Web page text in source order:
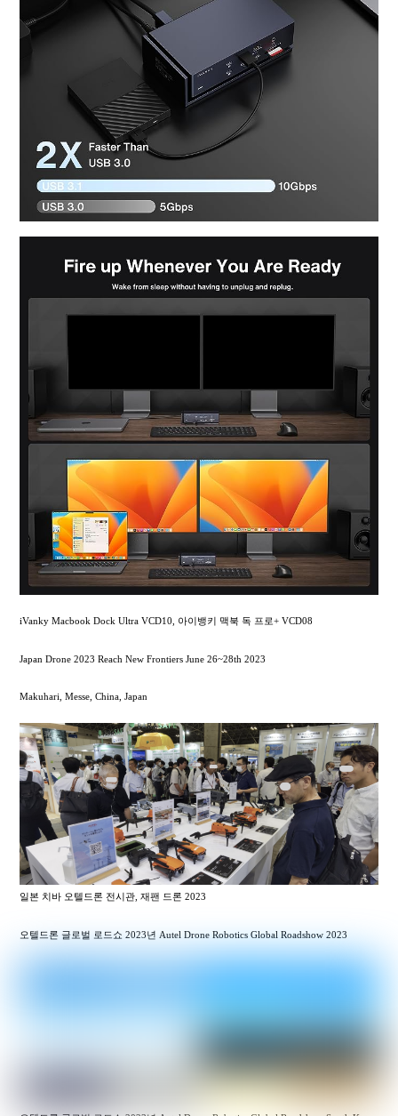
iVanky Macbook Dock Ultra VCD10, 아이뱅키 맥북 독 프로+ VCD08
Japan Drone 2023 Reach New Frontiers June 26~28th 2023
Makuhari, Messe, China, Japan
일본 치바 오텔드론 전시관, 재팬 드론 2023
오텔드론 글로벌 로드쇼 2023년 Autel Drone Robotics Global Roadshow 2023